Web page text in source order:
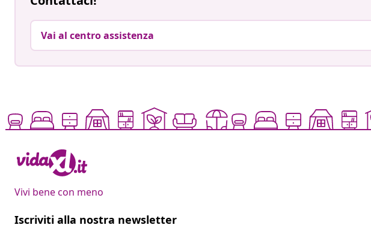
Vai al centro assistenza
Vivi bene con meno
Iscriviti alla nostra newsletter